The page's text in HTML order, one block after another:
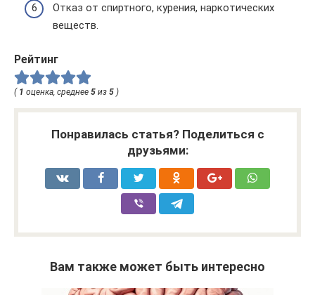
Отказ от спиртного, курения, наркотических
веществ.
Рейтинг
( 1 оценка, среднее 5 из 5 )
Понравилась статья? Поделиться с
друзьями:
Вам также может быть интересно